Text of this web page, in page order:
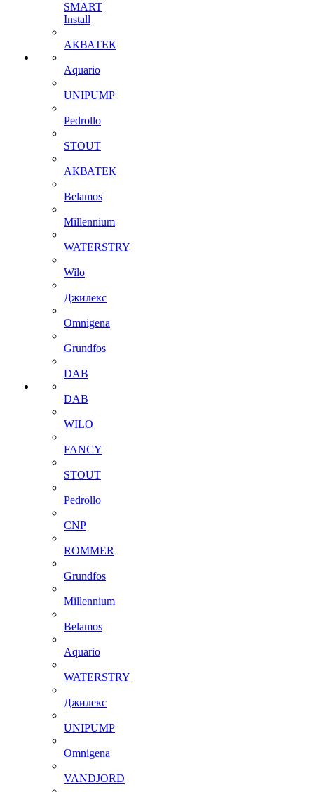
SMART
Install
АКВАТЕК
Aquario
UNIPUMP
Pedrollo
STOUT
АКВАТЕК
Belamos
Millennium
WATERSTRY
Wilo
Джилекс
Omnigena
Grundfos
DAB
DAB
WILO
FANCY
STOUT
Pedrollo
CNP
ROMMER
Grundfos
Millennium
Belamos
Aquario
WATERSTRY
Джилекс
UNIPUMP
Omnigena
VANDJORD